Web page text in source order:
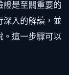
證是至關重要的
深入的解讀，並
。這一步驟可以